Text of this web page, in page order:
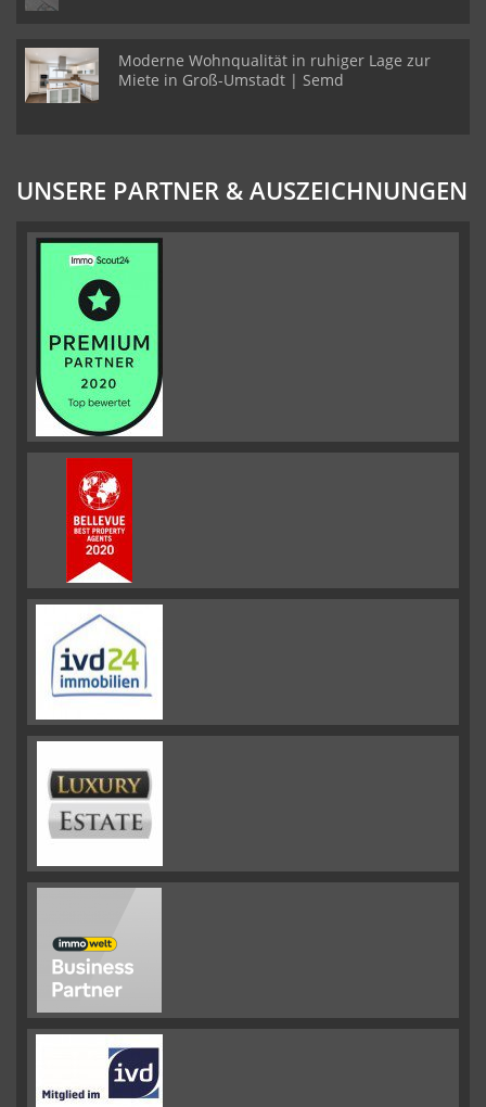
Moderne Wohnqualität in ruhiger Lage zur
Miete in Groß-Umstadt | Semd
UNSERE PARTNER & AUSZEICHNUNGEN